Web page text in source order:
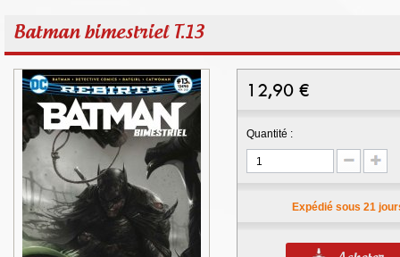
Batman bimestriel T.13
12,90 €
Quantité :
Expédié sous 21